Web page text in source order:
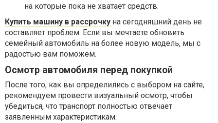
на которые пока не хватает средств.
Купить машину в рассрочку на сегодняшний день не
составляет проблем. Если вы мечтаете обновить
семейный автомобиль на более новую модель, мы с
радостью вам поможем.
Осмотр автомобиля перед покупкой
После того, как вы определились с выбором на сайте,
рекомендуем провести визуальный осмотр, чтобы
убедиться, что транспорт полностью отвечает
заявленным характеристикам.